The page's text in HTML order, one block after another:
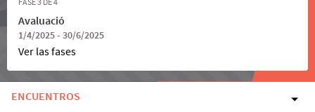
Avaluació
1/4/2025 - 30/6/2025
Ver las fases
ENCUENTROS